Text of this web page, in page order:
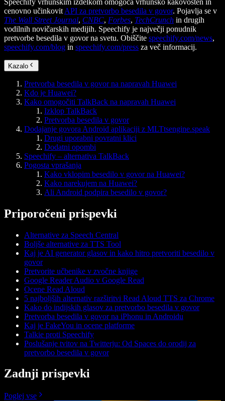
Speechify vrhunskim izdelkom omogoča vrhunsko kakovosten in
cenovno učinkovit API za pretvorbo besedila v govor. Pojavlja se v
The Wall Street Journal, CNBC, Forbes, TechCrunch in drugih
vodilnih novičarskih medijih. Speechify je največji ponudnik
pretvorbe besedila v govor na svetu. Obiščite speechify.com/news,
speechify.com/blog in speechify.com/press za več informacij.
Kazalo
Pretvorba besedila v govor na napravah Huawei
Kdo je Huawei?
Kako omogočiti TalkBack na napravah Huawei
Izklop TalkBack
Pretvorba besedila v govor
Dodajanje govora Android aplikaciji z MLTtsengine.speak
Drugi uporabni povratni klici
Dodatni opombi
Speechify – alternativa TalkBack
Pogosta vprašanja
Kako vklopim besedilo v govor na Huawei?
Kako narekujem na Huawei?
Ali Android podpira besedilo v govor?
Priporočeni prispevki
Alternative za Speech Central
Boljše alternative za TTS Tool
Kaj je AI generator glasov in kako hitro pretvoriti besedilo v
govor
Pretvorite učbenike v zvočne knjige
Google Reader Audio v Google Read
Ocene Read Aloud
5 najboljših alternativ razširitvi Read Aloud TTS za Chrome
Kako do indijskih glasov za pretvorbo besedila v govor
Pretvorba besedila v govor na iPhonu in Androidu
Kaj je FakeYou in ocene platforme
Talkie proti Speechify
Poslušanje tvitov na Twitterju: Od Spaces do orodij za
pretvorbo besedila v govor
Zadnji prispevki
Poglej vse